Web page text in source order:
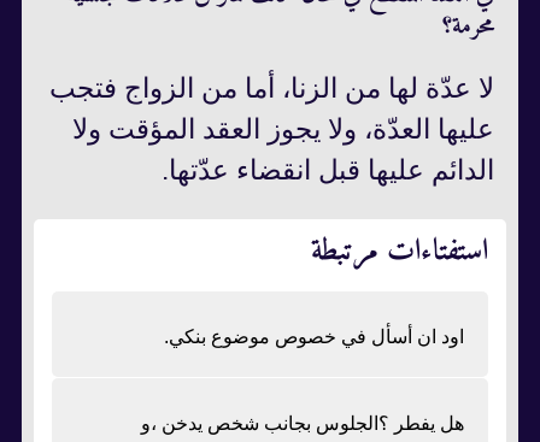
محرمة؟
لا عدّة لها من الزنا، أما من الزواج فتجب
عليها العدّة، ولا يجوز العقد المؤقت ولا
الدائم عليها قبل انقضاء عدّتها.
استفتاءات مرتبطة
اود ان أسأل في خصوص موضوع بنكي.
هل يفطر ؟الجلوس بجانب شخص يدخن ،و